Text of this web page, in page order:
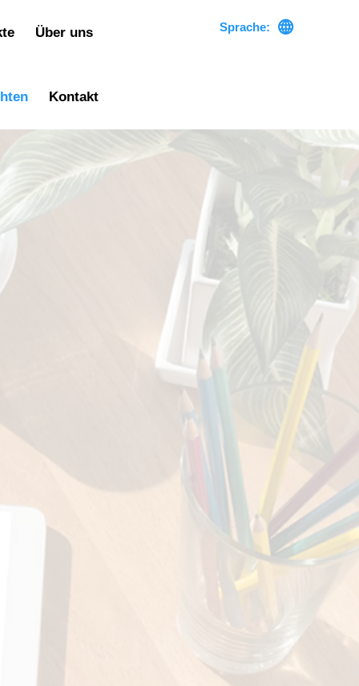
Über uns
Kontakt
Sprache: 